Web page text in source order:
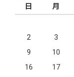
日
月
2
3
9
10
16
17